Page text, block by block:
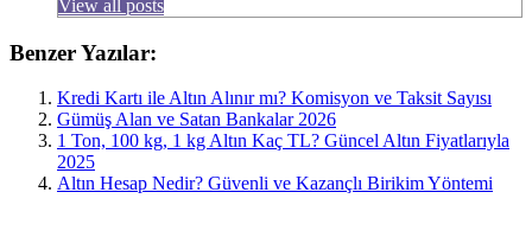
View all posts
Benzer Yazılar:
Kredi Kartı ile Altın Alınır mı? Komisyon ve Taksit Sayısı
Gümüş Alan ve Satan Bankalar 2026
1 Ton, 100 kg, 1 kg Altın Kaç TL? Güncel Altın Fiyatlarıyla
2025
Altın Hesap Nedir? Güvenli ve Kazançlı Birikim Yöntemi